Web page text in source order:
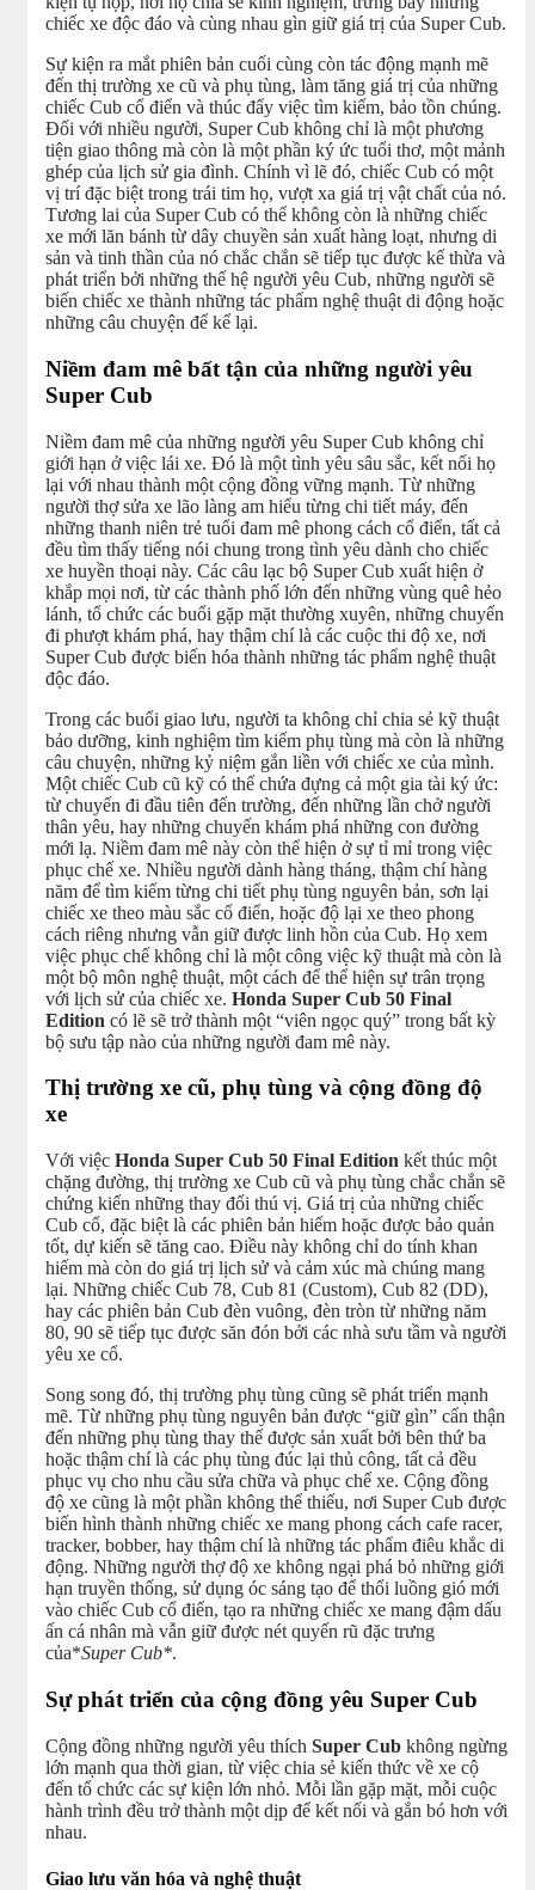
chiếc xe độc đáo và cùng nhau gìn giữ giá trị của Super Cub.
Sự kiện ra mắt phiên bản cuối cùng còn tác động mạnh mẽ
đến thị trường xe cũ và phụ tùng, làm tăng giá trị của những
chiếc Cub cổ điển và thúc đẩy việc tìm kiếm, bảo tồn chúng.
Đối với nhiều người, Super Cub không chỉ là một phương
tiện giao thông mà còn là một phần ký ức tuổi thơ, một mảnh
ghép của lịch sử gia đình. Chính vì lẽ đó, chiếc Cub có một
vị trí đặc biệt trong trái tim họ, vượt xa giá trị vật chất của nó.
Tương lai của Super Cub có thể không còn là những chiếc
xe mới lăn bánh từ dây chuyền sản xuất hàng loạt, nhưng di
sản và tinh thần của nó chắc chắn sẽ tiếp tục được kế thừa và
phát triển bởi những thế hệ người yêu Cub, những người sẽ
biến chiếc xe thành những tác phẩm nghệ thuật di động hoặc
những câu chuyện để kể lại.
Niềm đam mê bất tận của những người yêu
Super Cub
Niềm đam mê của những người yêu Super Cub không chỉ
giới hạn ở việc lái xe. Đó là một tình yêu sâu sắc, kết nối họ
lại với nhau thành một cộng đồng vững mạnh. Từ những
người thợ sửa xe lão làng am hiểu từng chi tiết máy, đến
những thanh niên trẻ tuổi đam mê phong cách cổ điển, tất cả
đều tìm thấy tiếng nói chung trong tình yêu dành cho chiếc
xe huyền thoại này. Các câu lạc bộ Super Cub xuất hiện ở
khắp mọi nơi, từ các thành phố lớn đến những vùng quê hẻo
lánh, tổ chức các buổi gặp mặt thường xuyên, những chuyến
đi phượt khám phá, hay thậm chí là các cuộc thi độ xe, nơi
Super Cub được biến hóa thành những tác phẩm nghệ thuật
độc đáo.
Trong các buổi giao lưu, người ta không chỉ chia sẻ kỹ thuật
bảo dưỡng, kinh nghiệm tìm kiếm phụ tùng mà còn là những
câu chuyện, những kỷ niệm gắn liền với chiếc xe của mình.
Một chiếc Cub cũ kỹ có thể chứa đựng cả một gia tài ký ức:
từ chuyến đi đầu tiên đến trường, đến những lần chở người
thân yêu, hay những chuyến khám phá những con đường
mới lạ. Niềm đam mê này còn thể hiện ở sự tỉ mỉ trong việc
phục chế xe. Nhiều người dành hàng tháng, thậm chí hàng
năm để tìm kiếm từng chi tiết phụ tùng nguyên bản, sơn lại
chiếc xe theo màu sắc cổ điển, hoặc độ lại xe theo phong
cách riêng nhưng vẫn giữ được linh hồn của Cub. Họ xem
việc phục chế không chỉ là một công việc kỹ thuật mà còn là
một bộ môn nghệ thuật, một cách để thể hiện sự trân trọng
với lịch sử của chiếc xe. Honda Super Cub 50 Final
Edition có lẽ sẽ trở thành một “viên ngọc quý” trong bất kỳ
bộ sưu tập nào của những người đam mê này.
Thị trường xe cũ, phụ tùng và cộng đồng độ
xe
Với việc Honda Super Cub 50 Final Edition kết thúc một
chặng đường, thị trường xe Cub cũ và phụ tùng chắc chắn sẽ
chứng kiến những thay đổi thú vị. Giá trị của những chiếc
Cub cổ, đặc biệt là các phiên bản hiếm hoặc được bảo quản
tốt, dự kiến sẽ tăng cao. Điều này không chỉ do tính khan
hiếm mà còn do giá trị lịch sử và cảm xúc mà chúng mang
lại. Những chiếc Cub 78, Cub 81 (Custom), Cub 82 (DD),
hay các phiên bản Cub đèn vuông, đèn tròn từ những năm
80, 90 sẽ tiếp tục được săn đón bởi các nhà sưu tầm và người
yêu xe cổ.
Song song đó, thị trường phụ tùng cũng sẽ phát triển mạnh
mẽ. Từ những phụ tùng nguyên bản được “giữ gìn” cẩn thận
đến những phụ tùng thay thế được sản xuất bởi bên thứ ba
hoặc thậm chí là các phụ tùng đúc lại thủ công, tất cả đều
phục vụ cho nhu cầu sửa chữa và phục chế xe. Cộng đồng
độ xe cũng là một phần không thể thiếu, nơi Super Cub được
biến hình thành những chiếc xe mang phong cách cafe racer,
tracker, bobber, hay thậm chí là những tác phẩm điêu khắc di
động. Những người thợ độ xe không ngại phá bỏ những giới
hạn truyền thống, sử dụng óc sáng tạo để thổi luồng gió mới
vào chiếc Cub cổ điển, tạo ra những chiếc xe mang đậm dấu
ấn cá nhân mà vẫn giữ được nét quyến rũ đặc trưng
của*Super Cub*.
Sự phát triển của cộng đồng yêu Super Cub
Cộng đồng những người yêu thích Super Cub không ngừng
lớn mạnh qua thời gian, từ việc chia sẻ kiến thức về xe cộ
đến tổ chức các sự kiện lớn nhỏ. Mỗi lần gặp mặt, mỗi cuộc
hành trình đều trở thành một dịp để kết nối và gắn bó hơn với
nhau.
Giao lưu văn hóa và nghệ thuật